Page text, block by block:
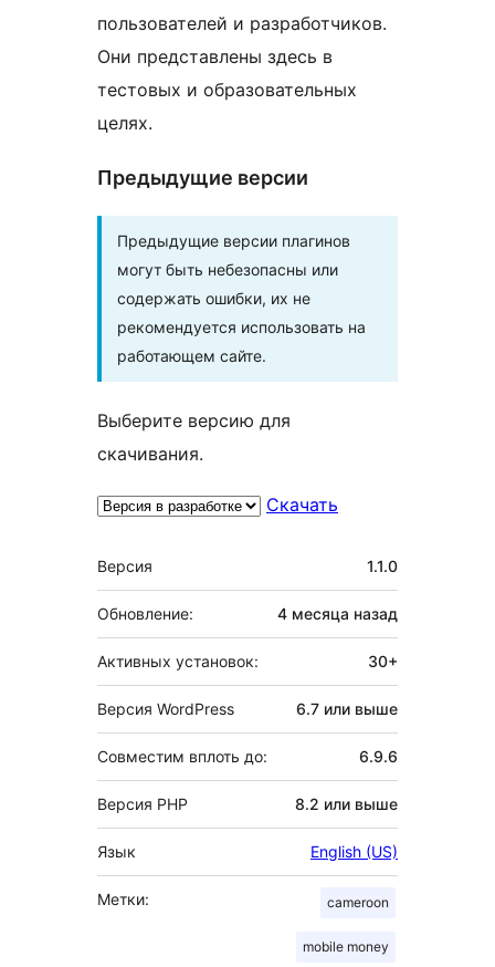
пользователей и разработчиков.
Они представлены здесь в
тестовых и образовательных
целях.
Предыдущие версии
Предыдущие версии плагинов
могут быть небезопасны или
содержать ошибки, их не
рекомендуется использовать на
работающем сайте.
Выберите версию для
скачивания.
Скачать
Мета
Версия 1.1.0
Обновление: 4 месяца назад
Активных установок: 30+
Версия WordPress 6.7 или выше
Совместим вплоть до: 6.9.6
Версия PHP 8.2 или выше
Язык English (US)
Метки: cameroon
mobile money